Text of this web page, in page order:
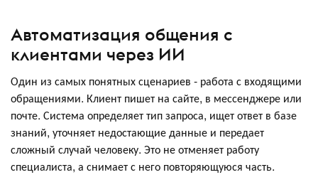
Автоматизация общения с
клиентами через ИИ
Один из самых понятных сценариев - работа с входящими
обращениями. Клиент пишет на сайте, в мессенджере или
почте. Система определяет тип запроса, ищет ответ в базе
знаний, уточняет недостающие данные и передает
сложный случай человеку. Это не отменяет работу
специалиста, а снимает с него повторяющуюся часть.